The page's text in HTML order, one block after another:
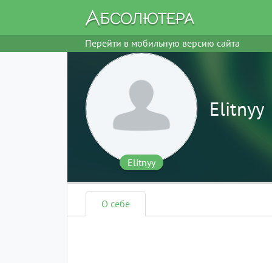
Перейти в мобильную версию сайта
Elitnyy
Elitnyy
О себе